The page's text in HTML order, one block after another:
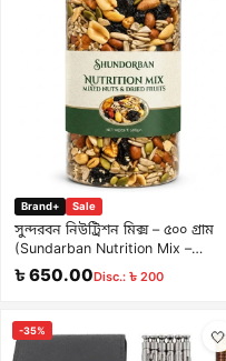
Brand+ Sale
সুন্দরবন নিউট্রিশন মিক্স – ৫০০ গ্রাম
(Sundarban Nutrition Mix –
500gm)
৳ 650.00Disc.: ৳ 200
-35% 🤍